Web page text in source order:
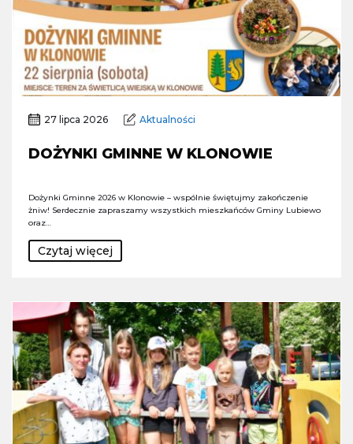
27 lipca 2026 Aktualności
DOŻYNKI GMINNE W KLONOWIE
Dożynki Gminne 2026 w Klonowie – wspólnie świętujmy zakończenie
żniw! Serdecznie zapraszamy wszystkich mieszkańców Gminy Lubiewo
oraz…
Czytaj więcej